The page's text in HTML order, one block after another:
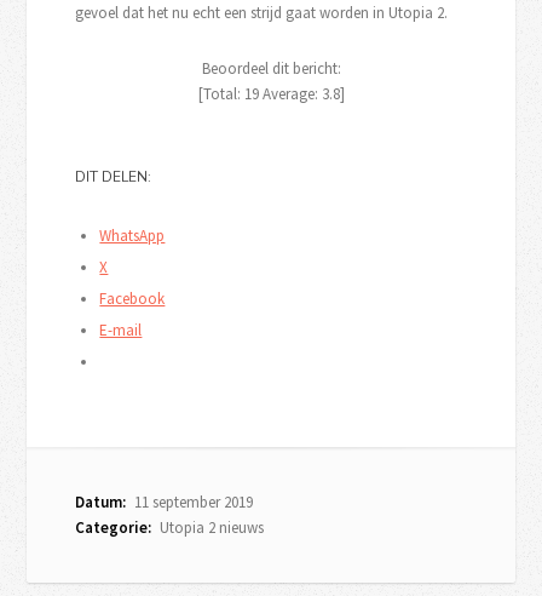
gevoel dat het nu echt een strijd gaat worden in Utopia 2.
Beoordeel dit bericht:
[Total: 19Average: 3.8]
DIT DELEN:
WhatsApp
X
Facebook
E-mail
Datum: 11 september 2019
Categorie: Utopia 2 nieuws